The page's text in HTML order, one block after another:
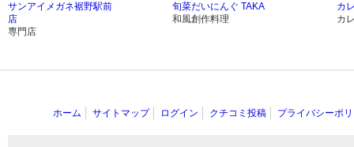
サンアイメガネ裾野駅前
店
専門店
旬菜だいにんぐ TAKA
和風創作料理
カ
カ
ホーム サイトマップ ログイン クチコミ投稿 プライバシーポ